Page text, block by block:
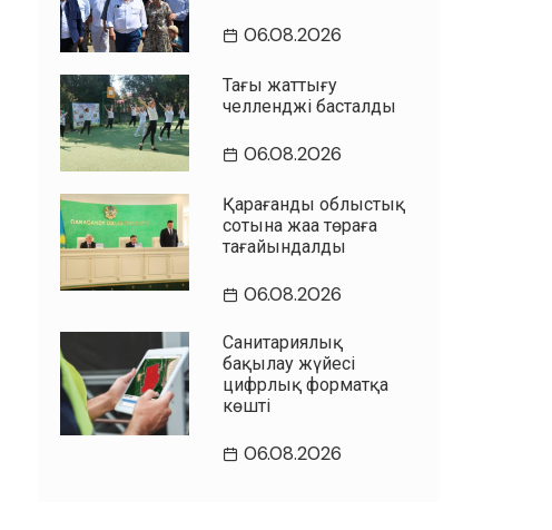
06.08.2026
Таңғы жаттығу
челленджі басталды
06.08.2026
Қарағанды облыстық
сотына жаңа төраға
тағайындалды
06.08.2026
Санитариялық
бақылау жүйесі
цифрлық форматқа
көшті
06.08.2026